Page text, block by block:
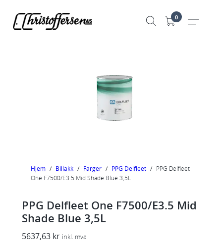
0
Hjem / Billakk / Farger / PPG Delfleet / PPG Delfleet
One F7500/E3.5 Mid Shade Blue 3,5L
PPG Delfleet One F7500/E3.5 Mid
Shade Blue 3,5L
5637,63 kr inkl. mva